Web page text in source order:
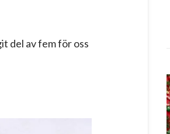
del av fem för oss